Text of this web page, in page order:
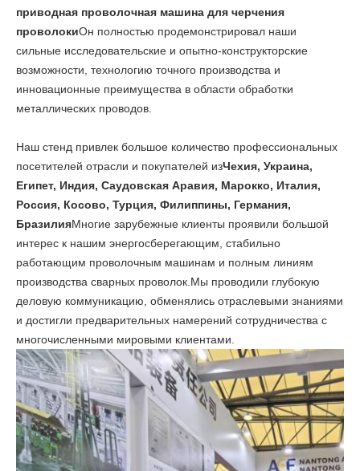
приводная проволочная машина для черчения
проволокиОн полностью продемонстрировал наши
сильные исследовательские и опытно-конструкторские
возможности, технологию точного производства и
инновационные преимущества в области обработки
металлических проводов.
Наш стенд привлек большое количество профессиональных
посетителей отрасли и покупателей изЧехия, Украина,
Египет, Индия, Саудовская Аравия, Марокко, Италия,
Россия, Косово, Турция, Филиппины, Германия,
БразилияМногие зарубежные клиенты проявили большой
интерес к нашим энергосберегающим, стабильно
работающим проволочным машинам и полным линиям
производства сварных проволок.Мы проводили глубокую
деловую коммуникацию, обменялись отраслевыми знаниями
и достигли предварительных намерений сотрудничества с
многочисленными мировыми клиентами.